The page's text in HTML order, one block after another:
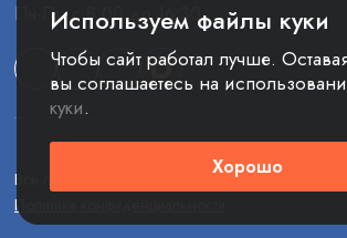
Пн-Пт: с 8:00 до 16:30
Все права защищены. © 2025 ООО «Конкорд»
Политика конфиденциальности
Используем файлы куки
Чтобы сайт работал лучше.
вы соглашаетесь на
куки.
Хорошо